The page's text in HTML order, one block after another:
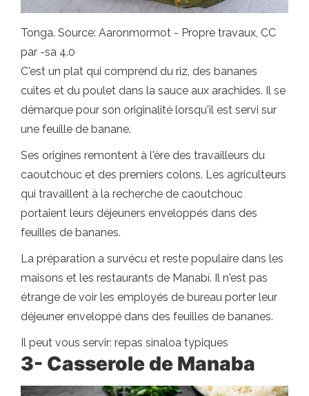
Tonga. Source: Aaronmormot - Propre travaux, CC
par -sa 4.0
C'est un plat qui comprend du riz, des bananes
cuites et du poulet dans la sauce aux arachides. Il se
démarque pour son originalité lorsqu'il est servi sur
une feuille de banane.
Ses origines remontent à l'ère des travailleurs du
caoutchouc et des premiers colons. Les agriculteurs
qui travaillent à la recherche de caoutchouc
portaient leurs déjeuners enveloppés dans des
feuilles de bananes.
La préparation a survécu et reste populaire dans les
maisons et les restaurants de Manabí. Il n'est pas
étrange de voir les employés de bureau porter leur
déjeuner enveloppé dans des feuilles de bananes.
Il peut vous servir: repas sinaloa typiques
3- Casserole de Manaba